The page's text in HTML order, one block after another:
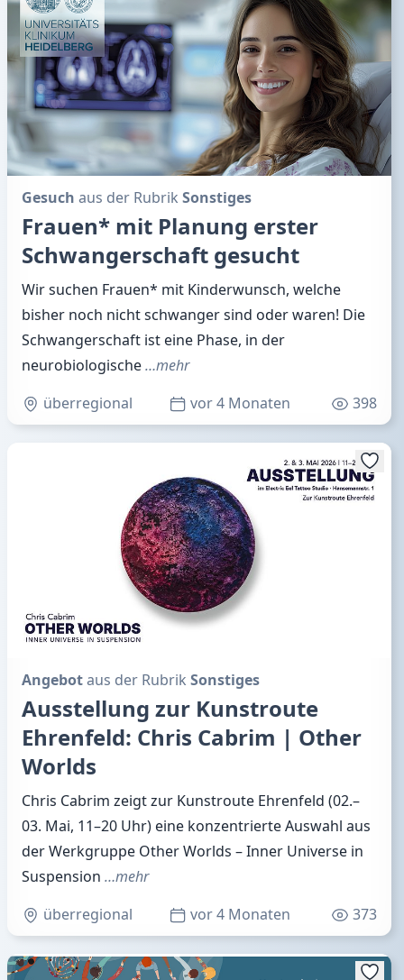
Gesuch aus der Rubrik Sonstiges
Frauen* mit Planung erster
Schwangerschaft gesucht
Wir suchen Frauen* mit Kinderwunsch, welche
bisher noch nicht schwanger sind oder waren! Die
Schwangerschaft ist eine Phase, in der
neurobiologische…mehr
überregional
vor 4 Monaten 398
Angebotaus der Rubrik Sonstiges
Ausstellung zur Kunstroute
Ehrenfeld: Chris Cabrim | Other
Worlds
Chris Cabrim zeigt zur Kunstroute Ehrenfeld (02.–
03. Mai, 11–20 Uhr) eine konzentrierte Auswahl aus
der Werkgruppe Other Worlds – Inner Universe in
Suspension …mehr
überregional
vor 4 Monaten 373